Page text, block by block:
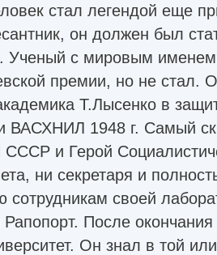
стал легендой еще
он должен был
Ученый с мировым
премии, но не стал.
Т.Лысенко в
ВАСХНИЛ 1948 г. Самый
и Герой
ни секретаря и
своей
После
Он знал в той